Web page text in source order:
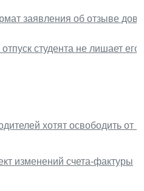
заявления об отзыве
студента не лишает
хотят освободить от
изменений счета-фактуры